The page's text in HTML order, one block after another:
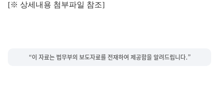
[※ 상세내용 첨부파일 참조]
“이 자료는 법무부의 보도자료를 전재하여 제공함을 알려드립니다.”